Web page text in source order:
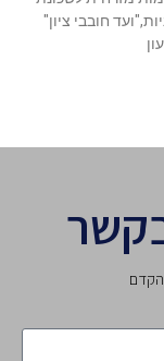
חובבי ציון"